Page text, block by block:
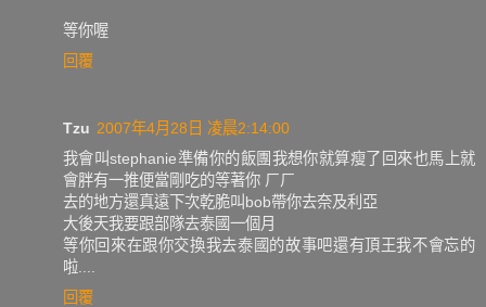
等你喔
回覆
Tzu 2007年4月28日 凌晨2:14:00
我會叫stephanie準備你的飯團我想你就算瘦了回來也馬上就
會胖有一推便當剛吃的等著你 ㄏㄏ
去的地方還真遠下次乾脆叫bob帶你去奈及利亞
大後天我要跟部隊去泰國一個月
等你回來在跟你交換我去泰國的故事吧還有頂王我不會忘的
啦....
回覆